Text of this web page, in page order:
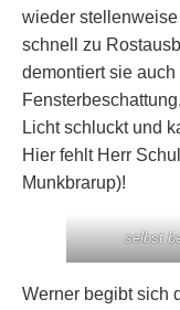
wieder
schnell zu
demontiert sie
Licht schluckt und
Hier fehlt Herr
Munkbrarup)!
selbst
Werner begibt sich